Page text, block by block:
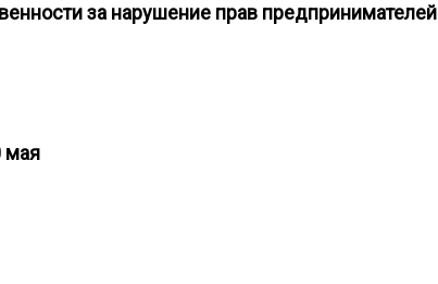
за нарушение прав предпринимателей
мая